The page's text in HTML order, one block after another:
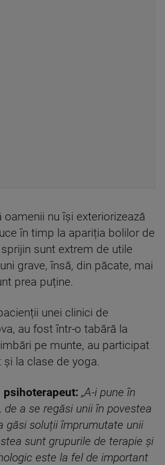
oamenii nu își exteriorizează
în timp la apariția bolilor de
sunt extrem de utile
grave, însă, din păcate, mai
prea puține.
unei clinici de
au fost într-o tabără la
pe munte, au participat
și la clase de yoga.
psihoterapeut: „A-i pune în
a se regăsi unii în povestea
găsi soluții împrumutate unii
sunt grupurile de terapie și
este la fel de important